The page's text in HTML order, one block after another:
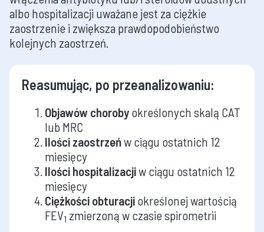
albo hospitalizacji uważane jest za ciężkie
zaostrzenie i zwiększa prawdopodobieństwo
kolejnych zaostrzeń.
Reasumując, po przeanalizowaniu:
Objawów chorobyokreślonych skalą CAT
lub MRC
Ilości zaostrzeńw ciągu ostatnich 12
miesięcy
Ilości hospitalizacjiw ciągu ostatnich 12
miesięcy
Ciężkości obturacji określonej wartością
FEV1 zmierzoną w czasie spirometrii